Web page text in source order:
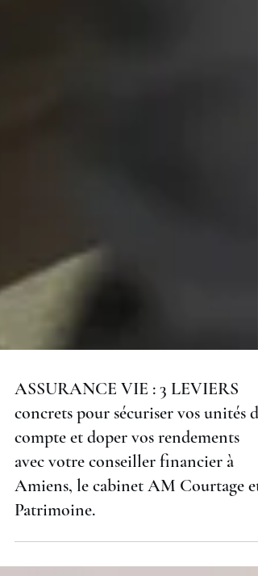
ASSURANCE VIE : 3 LEVIERS
concrets pour sécuriser vos unités de
compte et doper vos rendements
avec votre conseiller financier à
Amiens, le cabinet AM Courtage et
Patrimoine.